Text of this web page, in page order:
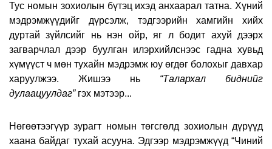
Тус номын зохиолын бүтэц ихэд анхаарал татна. Хүний
мэдрэмжүүдийг дүрсэлж, тэдгээрийн хамгийн хийх
дуртай зүйлсийг нь нэн ойр, яг л бодит ахуй дээрх
загварчлал дээр буулган илэрхийлснээс гадна хувьд
хүмүүст ч мөн тухайн мэдрэмж юу өгдөг болохыг давхар
харуулжээ. Жишээ нь “Талархал биднийг
дулаацуулдаг”гэх мэтээр...
Нөгөөтээгүүр зурагт номын төгсгөлд зохиолын дүрүүд
хаана байдаг тухай асууна. Эдгээр мэдрэмжүүд “Чиний